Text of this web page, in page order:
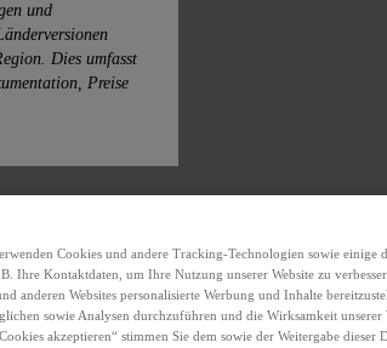
und
Dies umfasst
Preise
Cookies und andere Tracking-Technologien sowie einige
Ihre Kontaktdaten, um Ihre Nutzung unserer Website zu
anderen Websites personalisierte Werbung und Inhalte
sowie Analysen durchzuführen und die Wirksamkeit unserer
akzeptieren“ stimmen Sie dem sowie der Weitergabe dieser